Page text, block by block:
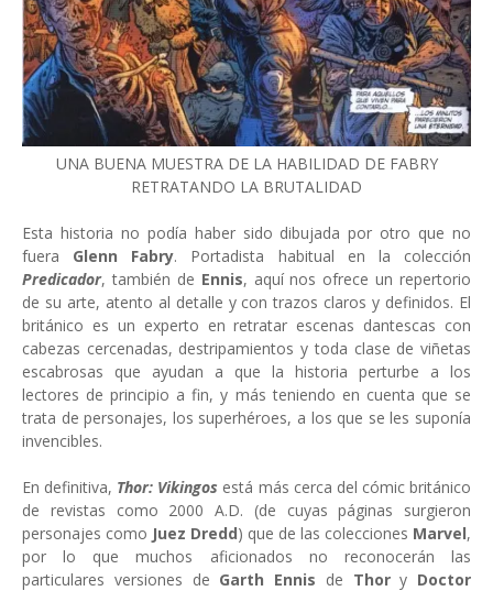
UNA BUENA MUESTRA DE LA HABILIDAD DE FABRY
RETRATANDO LA BRUTALIDAD
Esta historia no podía haber sido dibujada por otro que no
fuera Glenn Fabry. Portadista habitual en la colección
Predicador, también de Ennis, aquí nos ofrece un repertorio
de su arte, atento al detalle y con trazos claros y definidos. El
británico es un experto en retratar escenas dantescas con
cabezas cercenadas, destripamientos y toda clase de viñetas
escabrosas que ayudan a que la historia perturbe a los
lectores de principio a fin, y más teniendo en cuenta que se
trata de personajes, los superhéroes, a los que se les suponía
invencibles.
En definitiva, Thor: Vikingos está más cerca del cómic británico
de revistas como 2000 A.D. (de cuyas páginas surgieron
personajes como Juez Dredd) que de las colecciones Marvel,
por lo que muchos aficionados no reconocerán las
particulares versiones de Garth Ennis de Thory Doctor